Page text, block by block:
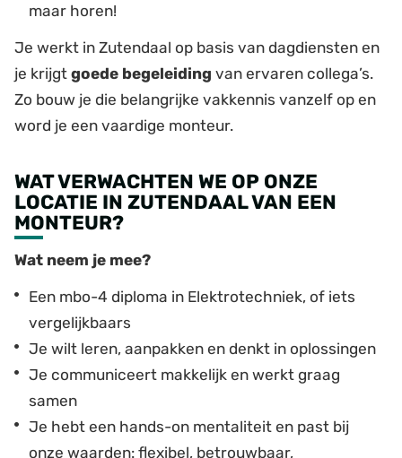
maar horen!
Je werkt in Zutendaal op basis van dagdiensten en
je krijgt goede begeleiding van ervaren collega’s.
Zo bouw je die belangrijke vakkennis vanzelf op en
word je een vaardige monteur.
WAT VERWACHTEN WE OP ONZE
LOCATIE IN ZUTENDAAL VAN EEN
MONTEUR?
Wat neem je mee?
Een mbo-4 diploma in Elektrotechniek, of iets
vergelijkbaars
Je wilt leren, aanpakken en denkt in oplossingen
Je communiceert makkelijk en werkt graag
samen
Je hebt een hands-on mentaliteit en past bij
onze waarden: flexibel, betrouwbaar,